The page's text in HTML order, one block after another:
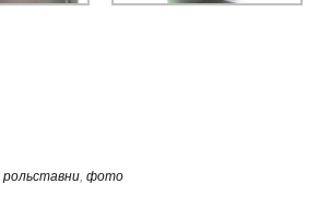
рольставни, фото